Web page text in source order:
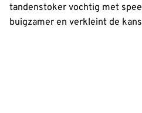
tandenstoker vochtig met
buigzamer en verkleint de